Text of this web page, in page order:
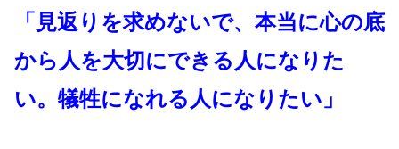
「見返りを求めないで、本当に心の底
から人を大切にできる人になりた
い。犠牲になれる人になりたい」